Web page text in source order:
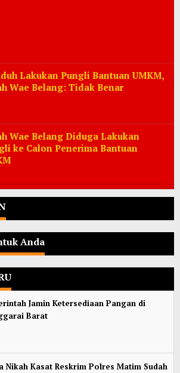
Lakukan Pungli Bantuan UMKM,
Wae Belang: Tidak Benar
Wae Belang Diduga Lakukan
ke Calon Penerima Bantuan
Anda
Jamin Ketersediaan Pangan di
Barat
Nikah Kasat Reskrim Polres Matim Sudah